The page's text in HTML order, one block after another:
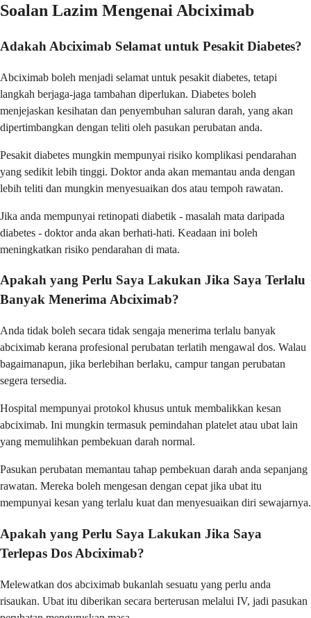
Soalan Lazim Mengenai Abciximab
Adakah Abciximab Selamat untuk Pesakit Diabetes?
Abciximab boleh menjadi selamat untuk pesakit diabetes, tetapi
langkah berjaga-jaga tambahan diperlukan. Diabetes boleh
menjejaskan kesihatan dan penyembuhan saluran darah, yang akan
dipertimbangkan dengan teliti oleh pasukan perubatan anda.
Pesakit diabetes mungkin mempunyai risiko komplikasi pendarahan
yang sedikit lebih tinggi. Doktor anda akan memantau anda dengan
lebih teliti dan mungkin menyesuaikan dos atau tempoh rawatan.
Jika anda mempunyai retinopati diabetik - masalah mata daripada
diabetes - doktor anda akan berhati-hati. Keadaan ini boleh
meningkatkan risiko pendarahan di mata.
Apakah yang Perlu Saya Lakukan Jika Saya Terlalu
Banyak Menerima Abciximab?
Anda tidak boleh secara tidak sengaja menerima terlalu banyak
abciximab kerana profesional perubatan terlatih mengawal dos. Walau
bagaimanapun, jika berlebihan berlaku, campur tangan perubatan
segera tersedia.
Hospital mempunyai protokol khusus untuk membalikkan kesan
abciximab. Ini mungkin termasuk pemindahan platelet atau ubat lain
yang memulihkan pembekuan darah normal.
Pasukan perubatan memantau tahap pembekuan darah anda sepanjang
rawatan. Mereka boleh mengesan dengan cepat jika ubat itu
mempunyai kesan yang terlalu kuat dan menyesuaikan diri sewajarnya.
Apakah yang Perlu Saya Lakukan Jika Saya
Terlepas Dos Abciximab?
Melewatkan dos abciximab bukanlah sesuatu yang perlu anda
risaukan. Ubat itu diberikan secara berterusan melalui IV, jadi pasukan